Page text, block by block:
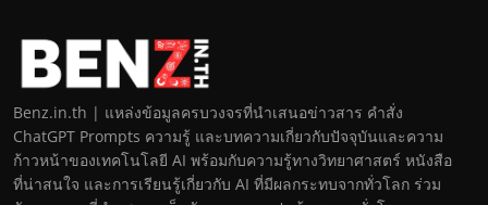
Benz.in.th | แหล่งข้อมูลครบวงจรที่นำเสนอข่าวสาร คำสั่ง
ChatGPT Prompts ความรู้ และบทความเกี่ยวกับปัจจุบันและความ
ก้าวหน้าของเทคโนโลยี AI พร้อมกับความรู้ทางวิทยาศาสตร์ หนังสือ
ที่น่าสนใจ และการเรียนรู้เกี่ยวกับ AI ที่มีผลกระทบจากทั่วโลก ร่วม